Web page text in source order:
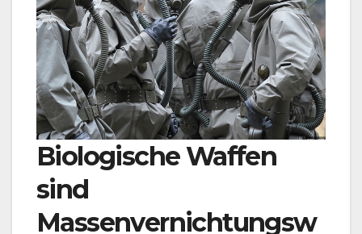
Biologische Waffen
sind
Massenvernichtungsw